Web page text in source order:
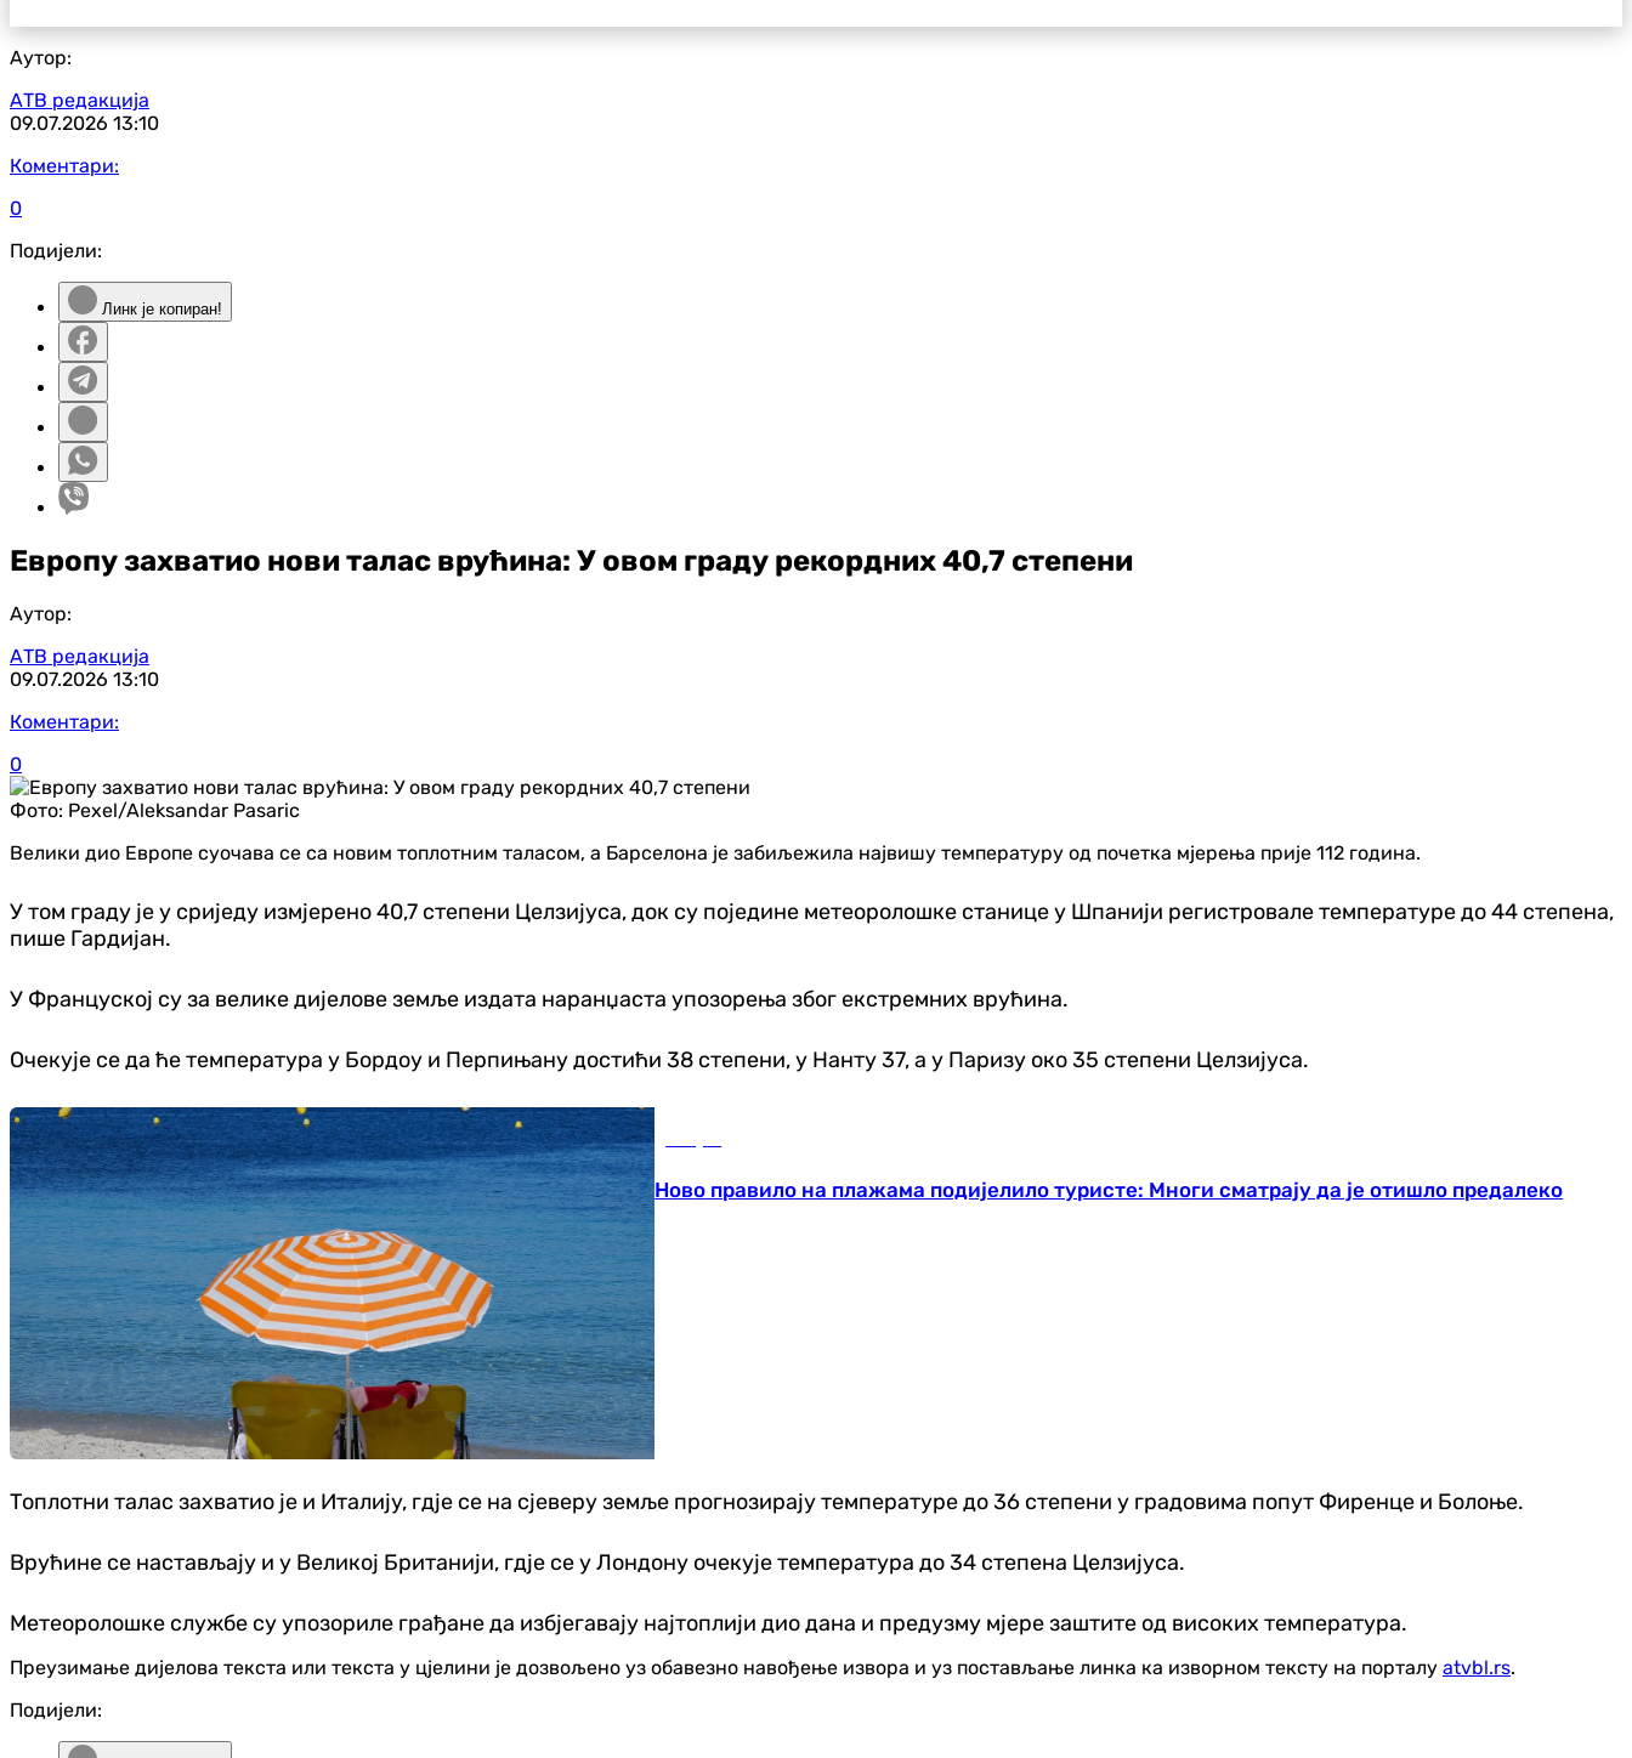
Аутор:
АТВ редакција
09.07.2026 13:10
Коментари:
0
Подијели:
Линк је копиран!
Европу захватио нови талас врућина: У овом граду рекордних 40,7 степени
Аутор:
АТВ редакција
09.07.2026 13:10
Коментари:
0
Фото: Pexel/Aleksandar Pasaric
Велики дио Европе суочава се са новим топлотним таласом, а Барселона је забиљежила највишу температуру од почетка мјерења прије 112 година.
У том граду је у сриједу измјерено 40,7 степени Целзијуса, док су поједине метеоролошке станице у Шпанији регистровале температуре до 44 степена,
пише Гардијан.
У Француској су за велике дијелове земље издата наранџаста упозорења због екстремних врућина.
Очекује се да ће температура у Бордоу и Перпињану достићи 38 степени, у Нанту 37, а у Паризу око 35 степени Целзијуса.
Ново правило на плажама подијелило туристе: Многи сматрају да је отишло предалеко
Топлотни талас захватио је и Италију, гдје се на сјеверу земље прогнозирају температуре до 36 степени у градовима попут Фиренце и Болоње.
Врућине се настављају и у Великој Британији, гдје се у Лондону очекује температура до 34 степена Целзијуса.
Метеоролошке службе су упозориле грађане да избјегавају најтоплији дио дана и предузму мјере заштите од високих температура.
Преузимање дијелова текста или текста у цјелини је дозвољено уз обавезно навођење извора и уз постављање линка ка изворном тексту на порталу atvbl.rs.
Подијели: